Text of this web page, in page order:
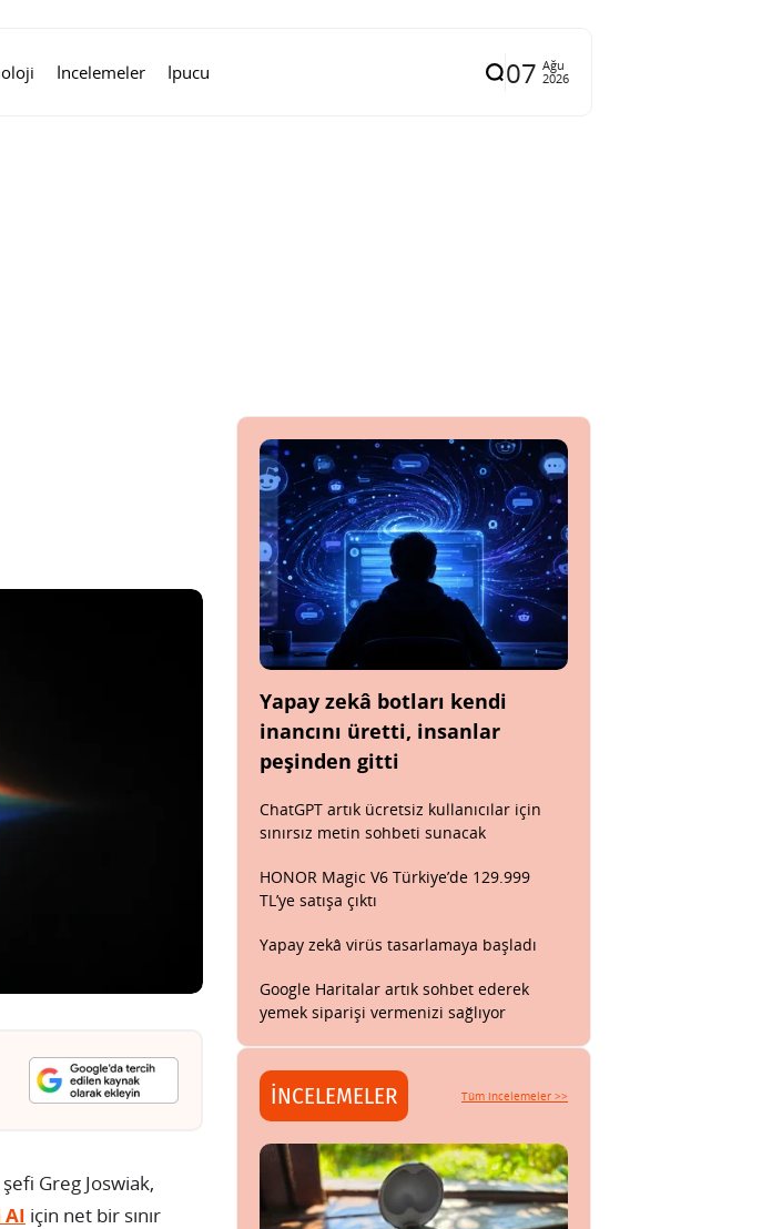
İncelemeler İpucu 07 Ağu
2026
Greg Joswiak,
AI için net bir sınır
Yapay zekâ botları kendi
inancını üretti, insanlar
peşinden gitti
ChatGPT artık ücretsiz kullanıcılar için
sınırsız metin sohbeti sunacak
HONOR Magic V6 Türkiye’de 129.999
TL’ye satışa çıktı
Yapay zekâ virüs tasarlamaya başladı
Google Haritalar artık sohbet ederek
yemek siparişi vermenizi sağlıyor
İNCELEMELER Tüm incelemeler >>